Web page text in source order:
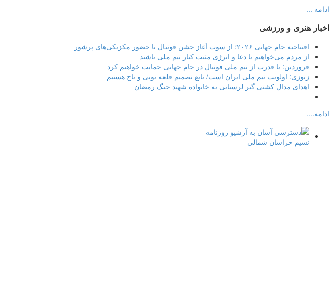
ادامه ...
اخبار هنری و ورزشی
افتتاحیه جام جهانی ۲۰۲۶؛ از سوت آغاز جشن فوتبال تا حضور مکزیکی‌های پرشور
از مردم می‌خواهیم با دعا و انرژی مثبت کنار تیم ملی باشند
فروردین: با قدرت از تیم ملی فوتبال در جام جهانی حمایت خواهیم کرد
زنوزی: اولویت تیم ملی ایران است/ تابع تصمیم قلعه نویی و تاج هستیم
اهدای مدال کشتی گیر لرستانی به خانواده شهید جنگ رمضان
ادامه....